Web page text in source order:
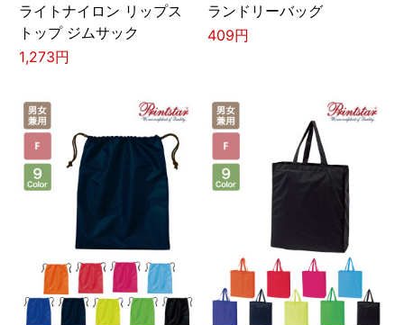
ライトナイロン リップス
トップ ジムサック
1,273円
ランドリーバッグ
409円